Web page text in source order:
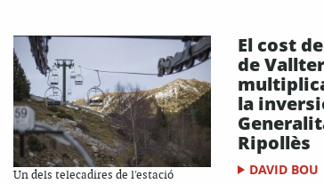
Un dels telecadires de l'estació
El cost
de Vallter
la
Ripollès
DAVID BOU